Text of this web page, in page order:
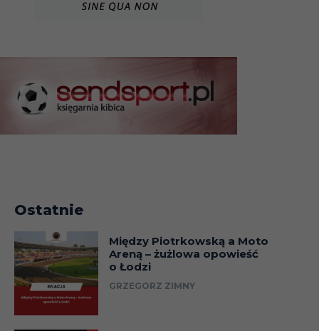
Ostatnie
Między Piotrkowską a Moto
Areną – żużlowa opowieść
o Łodzi
GRZEGORZ ZIMNY